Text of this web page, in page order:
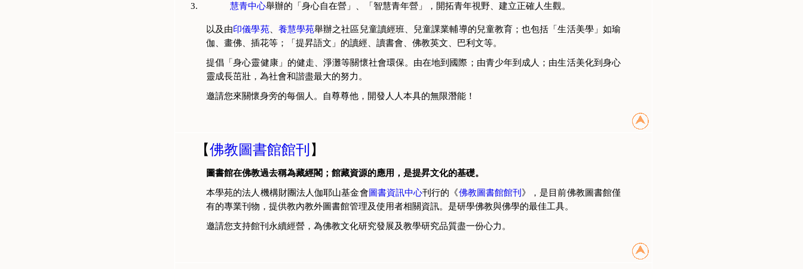
慧青中心舉辦的「身心自在營」、「智慧青年營」，開拓青年視野、建立正確人生觀。
以及由印儀學苑、 養慧學苑舉辦之社區兒童讀經班、兒童課業輔導的兒童教育；也包括「生活美學」如瑜
伽、畫佛、插花等；「提昇語文」的讀經、讀書會、佛教英文、巴利文等。
提倡「身心靈健康」的健走、淨灘等關懷社會環保。由在地到國際；由青少年到成人；由生活美化到身心
靈成長茁壯，為社會和諧盡最大的努力。
邀請您來關懷身旁的每個人。自尊尊他，開發人人本具的無限潛能！
【佛教圖書館館刊 】
圖書館在佛教過去稱為藏經閣；館藏資源的應用，是提昇文化的基礎。
本學苑的法人機構財團法人伽耶山基金會圖書資訊中心刊行的《佛教圖書館館刊 》，是目前佛教圖書館僅
有的專業刊物，提供教內教外圖書館管理及使用者相關資訊。是研學佛教與佛學的最佳工具。
邀請您支持館刊永續經營，為佛教文化研究發展及教學研究品質盡一份心力。